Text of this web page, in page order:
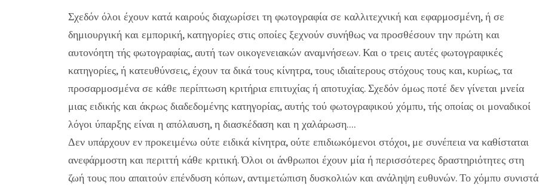
Σχεδόν όλοι έχουν κατά καιρούς διαχωρίσει τη φωτογραφία σε καλλιτεχνική και εφαρμοσμένη, ή σε
δημιουργική και εμπορική, κατηγορίες στις οποίες ξεχνούν συνήθως να προσθέσουν την πρώτη και
αυτονόητη τής φωτογραφίας, αυτή των οικογενειακών αναμνήσεων. Και ο τρεις αυτές φωτογραφικές
κατηγορίες, ή κατευθύνσεις, έχουν τα δικά τους κίνητρα, τους ιδιαίτερους στόχους τους και, κυρίως, τα
προσαρμοσμένα σε κάθε περίπτωση κριτήρια επιτυχίας ή αποτυχίας. Σχεδόν όμως ποτέ δεν γίνεται μνεία
μιας ειδικής και άκρως διαδεδομένης κατηγορίας, αυτής τού φωτογραφικού χόμπυ, τής οποίας οι μοναδικοί
λόγοι ύπαρξης είναι η απόλαυση, η διασκέδαση και η χαλάρωση....
Δεν υπάρχουν εν προκειμένω ούτε ειδικά κίνητρα, ούτε επιδιωκόμενοι στόχοι, με συνέπεια να καθίσταται
ανεφάρμοστη και περιττή κάθε κριτική. Όλοι οι άνθρωποι έχουν μία ή περισσότερες δραστηριότητες στη
ζωή τους που απαιτούν επένδυση κόπων, αντιμετώπιση δυσκολιών και ανάληψη ευθυνών. Το χόμπυ συνιστά